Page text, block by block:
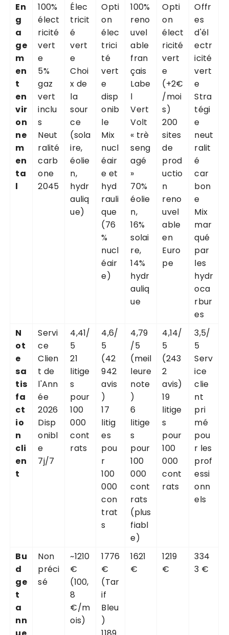
En
g
a
ge
m
en
t
en
vir
on
ne
m
en
ta
l
100%
élect
ricité
vert
e
5%
gaz
vert
inclu
s
Neut
ralité
carb
one
2045
Élec
tricit
é
vert
e
Choi
x de
la
sour
ce
(sola
ire,
éolie
n,
hydr
auliq
ue)
Opti
on
élec
trici
té
vert
e
disp
onib
le
Mix
nucl
éair
e et
hyd
rauli
que
(76
%
nucl
éair
e)
100%
reno
uvel
able
fran
çais
Labe
l
Vert
Volt
« trè
seng
agé
»
70%
éolie
n,
16%
solai
re,
14%
hydr
auliq
ue
Opti
on
élect
ricité
vert
e
(+2€
/moi
s)
200
sites
de
prod
uctio
n
reno
uvel
able
en
Euro
pe
Offr
es
d'él
ectr
icité
vert
e
Stra
tégi
e
neut
ralit
é
car
bon
e
Mix
mar
qué
par
les
hydr
oca
rbur
es
N
ot
e
sa
tis
fa
ct
io
n
cli
en
t
Servi
ce
Clien
t de
l'Ann
ée
2026
Disp
onibl
e
7j/7
4,41/
5
21
litige
s
pour
100
000
cont
rats
4,6/
5
(42
942
avis
)
17
litig
es
pou
r
100
000
con
trat
s
4,79
/5
(meil
leure
note
)
6
litige
s
pour
100
000
cont
rats
(plus
fiabl
e)
4,14/
5
(243
2
avis)
19
litige
s
pour
100
000
cont
rats
3,5/
5
Serv
ice
clie
nt
pri
mé
pou
r les
prof
essi
onn
els
Bu
d
ge
t
a
nn
Non
préci
sé
~1210
€
(100,
8
€/m
ois)
1776
€
(Tar
if
Bleu
)
1621
€
1219
€
334
3 €